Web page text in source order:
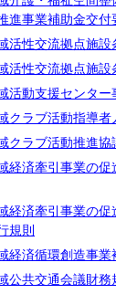
進事業補助金交付
活性交流拠点施設
活性交流拠点施設
活動支援センター
クラブ活動指導者
クラブ活動推進協
経済牽引事業の
経済牽引事業の
規則
経済循環創造事業
公共交通会議財務